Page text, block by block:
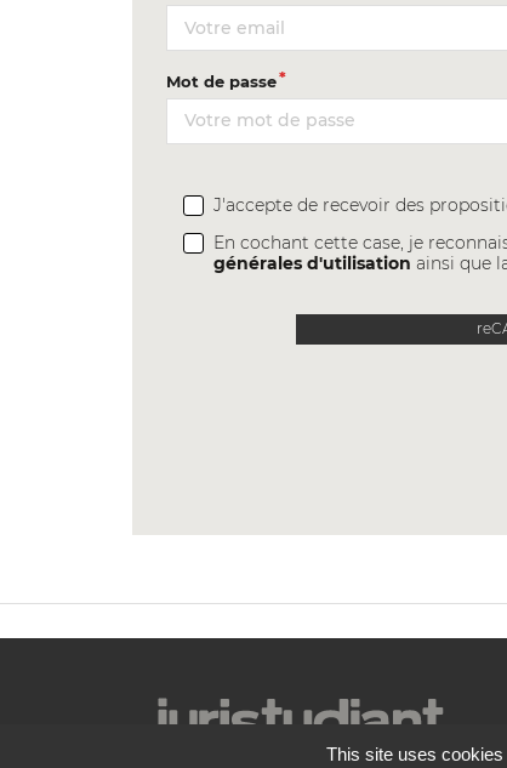
Mot de passe
J'accepte de recevoir des
En cochant cette case, je
générales d'utilisation ainsi que
This site uses